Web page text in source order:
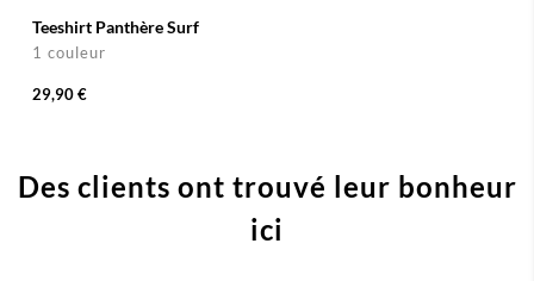
Teeshirt Panthère Surf
1 couleur
29,90 €
Des clients ont trouvé leur bonheur
ici